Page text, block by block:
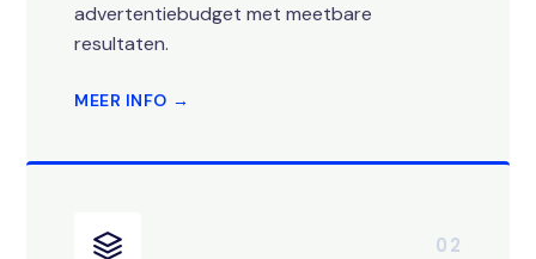
advertentiebudget met meetbare
resultaten.
MEER INFO →
02